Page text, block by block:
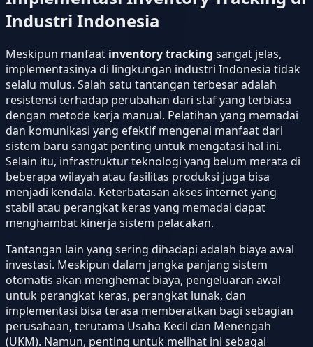
Industri Indonesia
Meskipun manfaat inventory tracking sangat jelas,
implementasinya di lingkungan industri Indonesia tidak
selalu mulus. Salah satu tantangan terbesar adalah
resistensi terhadap perubahan dari staf yang terbiasa
dengan metode kerja manual. Pelatihan yang memadai
dan komunikasi yang efektif mengenai manfaat dari
sistem baru sangat penting untuk mengatasi hal ini.
Selain itu, infrastruktur teknologi yang belum merata di
beberapa wilayah atau fasilitas produksi juga bisa
menjadi kendala. Keterbatasan akses internet yang
stabil atau perangkat keras yang memadai dapat
menghambat kinerja sistem pelacakan.
Tantangan lain yang sering dihadapi adalah biaya awal
investasi. Meskipun dalam jangka panjang sistem
otomatis akan menghemat biaya, pengeluaran awal
untuk perangkat keras, perangkat lunak, dan
implementasi bisa terasa memberatkan bagi sebagian
perusahaan, terutama Usaha Kecil dan Menengah
(UKM). Namun, penting untuk melihat ini sebagai